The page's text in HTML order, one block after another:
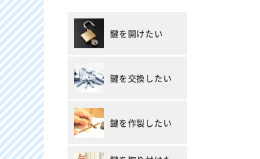
鍵を開けたい
鍵を交換したい
鍵を作製したい